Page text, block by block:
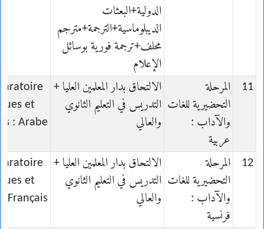
الدولية+البعثات
الديبلوماسية+الترجمة+مترجم
محلف+ترجمة فورية بوسائل
الإعلام
11
المرحلة
التحضيرية للغات
والآداب :
عربية
الالتحاق بدار المعلمين العليا +
التدريس في التعليم الثانوي
والعالي
et
: Arabe
12
المرحلة
التحضيرية للغات
والآداب :
فرنسية
الالتحاق بدار المعلمين العليا +
التدريس في التعليم الثانوي
والعالي
et
Français